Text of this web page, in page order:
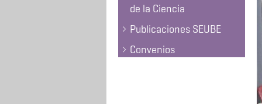
de la Ciencia
Publicaciones SEUBE
Convenios